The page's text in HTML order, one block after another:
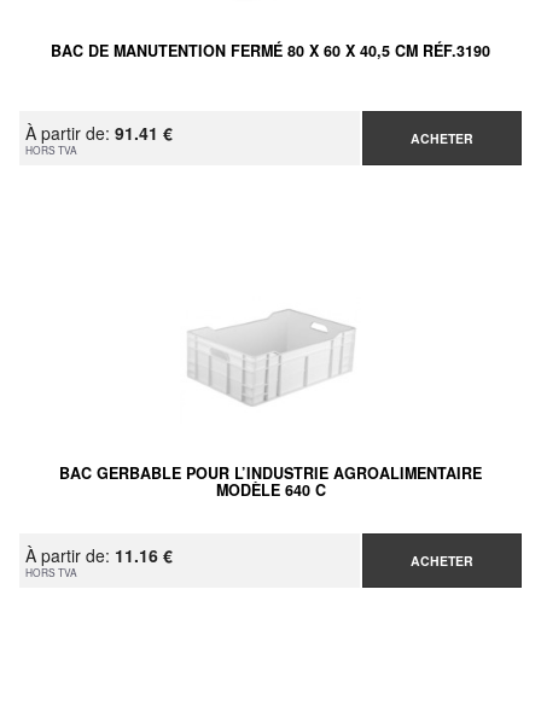
BAC DE MANUTENTION FERMÉ 80 X 60 X 40,5 CM RÉF.3190
À partir de: 91.41 €
HORS TVA
ACHETER
BAC GERBABLE POUR L’INDUSTRIE AGROALIMENTAIRE
MODÈLE 640 C
À partir de: 11.16 €
HORS TVA
ACHETER